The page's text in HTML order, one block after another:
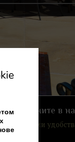
и отдохните в
и другими